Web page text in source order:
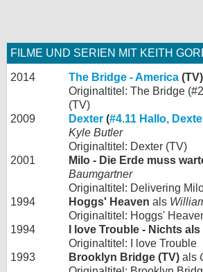
FILME UND SERIEN MIT KEITH
2014 The Bridge - America (TV)
Originaltitel: The Bridge
(TV)
2009
Dexter (#4.11 Hallo,
Kyle Butler
Originaltitel: Dexter (TV)
2001
Milo - Die Erde muss
Baumgartner
Originaltitel: Delivering
1994
Hoggs' Heaven als
Originaltitel: Hoggs'
1994
I love Trouble - Nichts
Originaltitel: I love Trouble
1993
Brooklyn Bridge (TV) als